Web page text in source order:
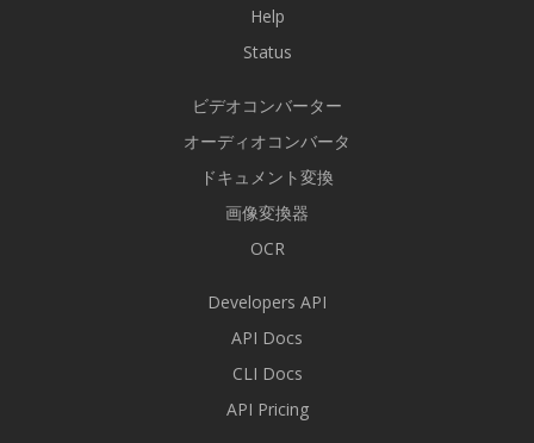
Help
Status
ビデオコンバーター
オーディオコンバータ
ドキュメント変換
画像変換器
OCR
Developers API
API Docs
CLI Docs
API Pricing